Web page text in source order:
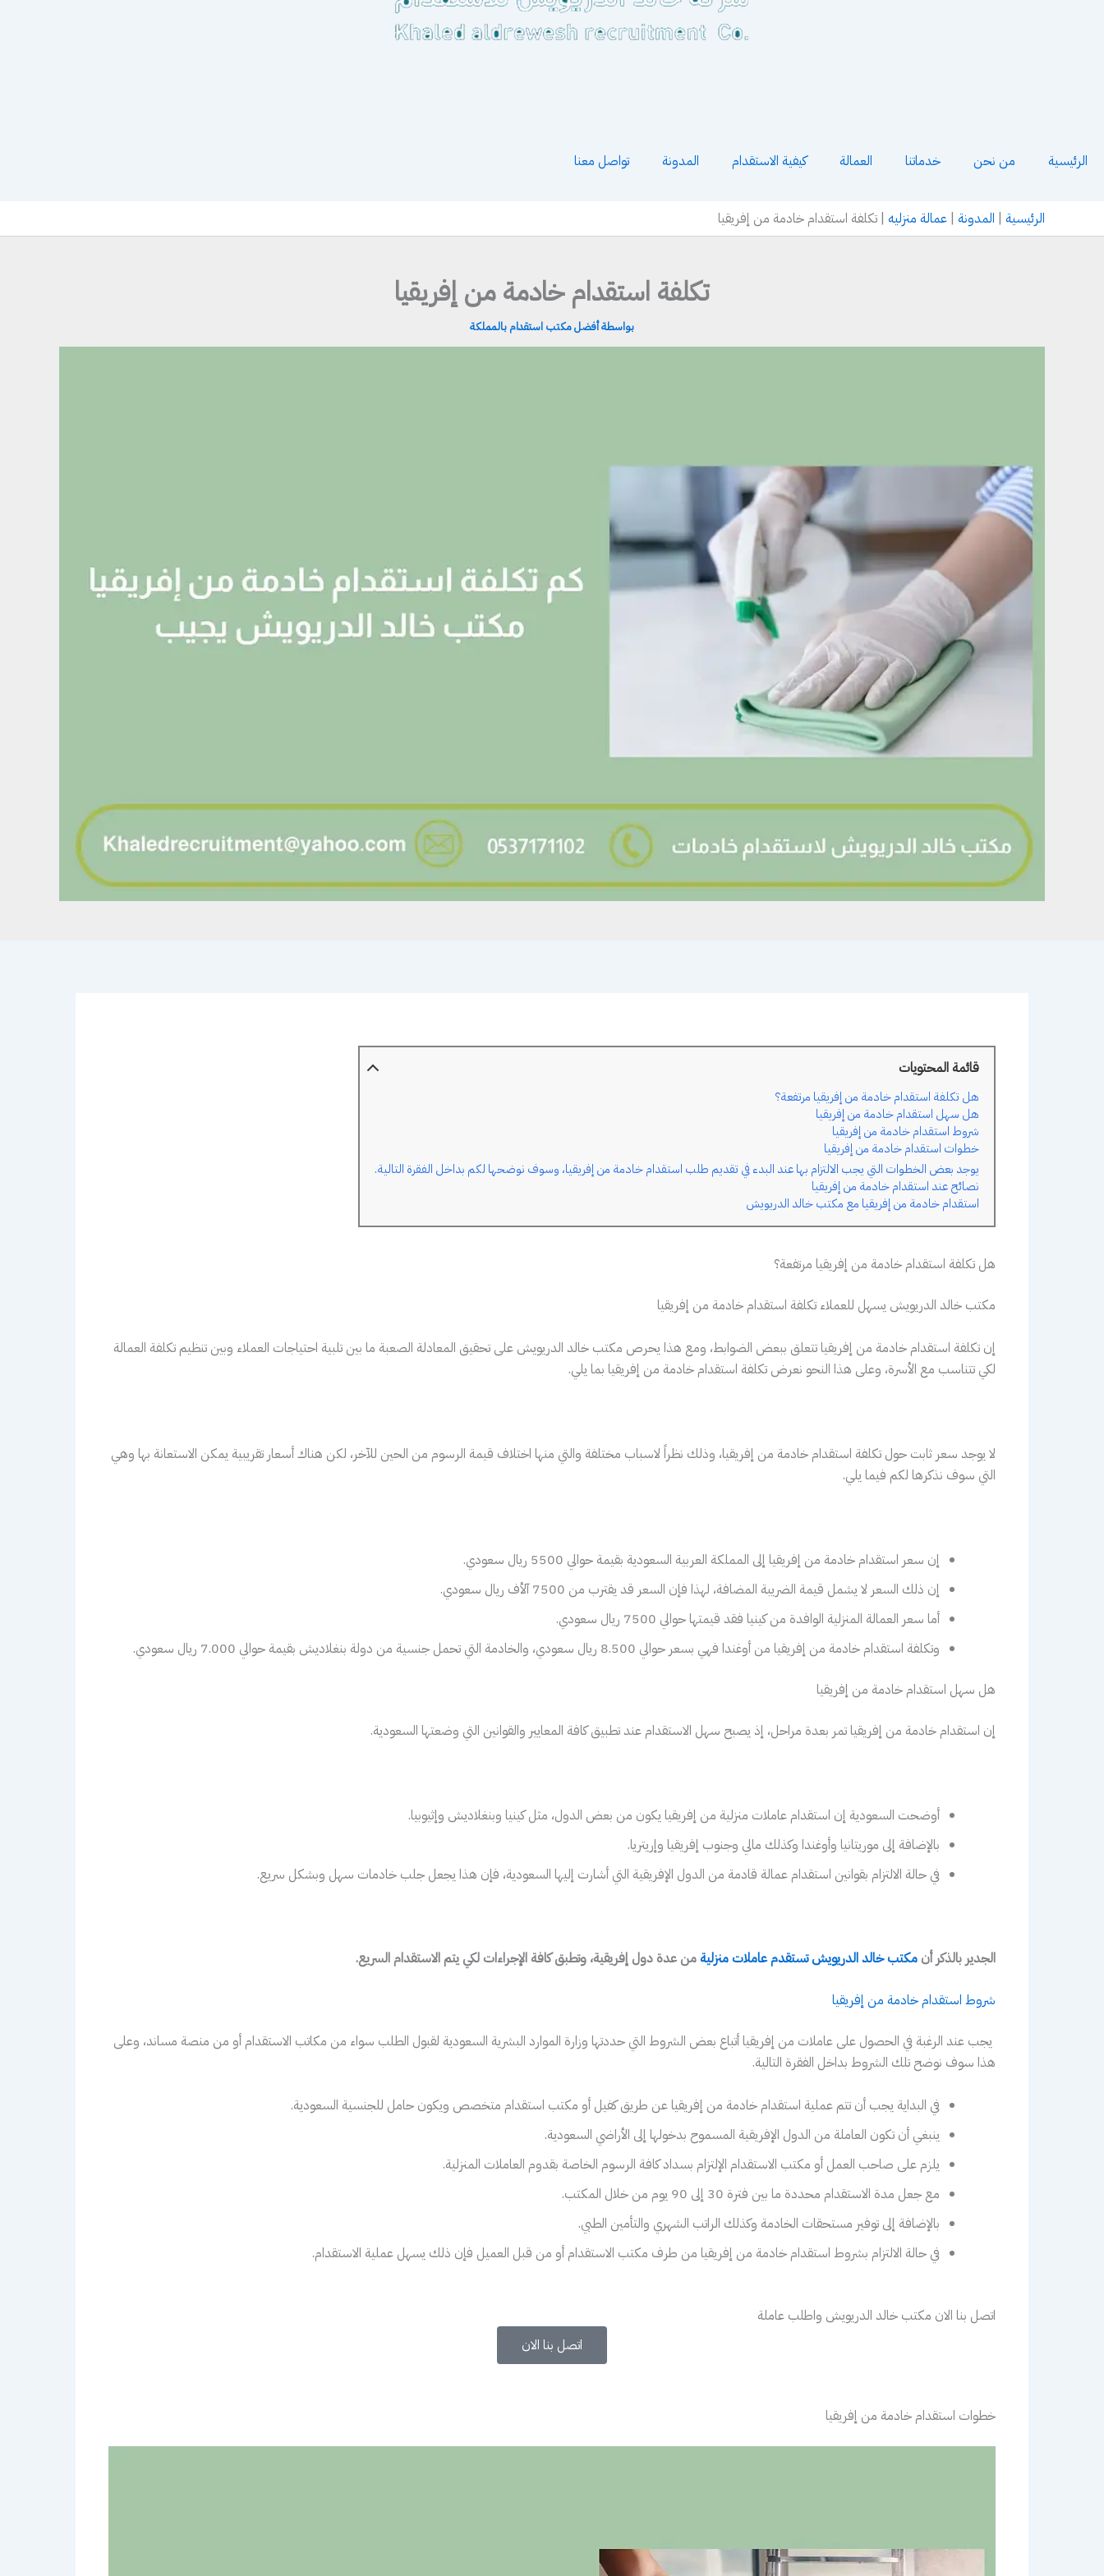
الرئيسية من نحن خدماتنا العمالة كيفية الاستقدام المدونة تواصل معنا
الرئيسية | المدونة | عمالة منزليه | تكلفة استقدام خادمة من إفريقيا
تكلفة استقدام خادمة من إفريقيا
بواسطةأفضل مكتب استقدام بالمملكة
قائمة المحتويات
هل تكلفة استقدام خادمة من إفريقيا مرتفعة؟
هل سهل استقدام خادمة من إفريقيا
شروط استقدام خادمة من إفريقيا
خطوات استقدام خادمة من إفريقيا
يوجد بعض الخطوات التي يجب الالتزام بها عند البدء في تقديم طلب استقدام خادمة من إفريقيا، وسوف نوضحها لكم بداخل الفقرة التالية.
نصائح عند استقدام خادمة من إفريقيا
استقدام خادمة من إفريقيا مع مكتب خالد الدريويش
هل تكلفة استقدام خادمة من إفريقيا مرتفعة؟
مكتب خالد الدريويش يسهل للعملاء تكلفة استقدام خادمة من إفريقيا
إن تكلفة استقدام خادمة من إفريقيا تتعلق ببعض الضوابط، ومع هذا يحرص مكتب خالد الدريويش على تحقيق المعادلة الصعبة ما بين تلبية احتياجات العملاء وبين تنظيم تكلفة العمالة
لكي تتناسب مع الأسرة، وعلى هذا النحو نعرض تكلفة استقدام خادمة من إفريقيا بما يلي.
لا يوجد سعر ثابت حول تكلفة استقدام خادمة من إفريقيا، وذلك نظراً لاسباب مختلفة والتي منها اختلاف قيمة الرسوم من الحين للآخر، لكن هناك أسعار تقريبية يمكن الاستعانة بها وهي
التي سوف نذكرها لكم فيما يلي.
إن سعر استقدام خادمة من إفريقيا إلى المملكة العربية السعودية بقيمة حوالي 5500 ريال سعودي.
إن ذلك السعر لا يشمل قيمة الضريبة المضافة، لهذا فإن السعر قد يقترب من 7500 آلأف ريال سعودي.
أما سعر العمالة المنزلية الوافدة من كينيا فقد قيمتها حوالي 7500 ريال سعودي.
وتكلفة استقدام خادمة من إفريقيا من أوغندا فهي بسعر حوالي 8.500 ريال سعودي، والخادمة التي تحمل جنسية من دولة بنغلاديش بقيمة حوالي 7.000 ريال سعودي.
هل سهل استقدام خادمة من إفريقيا
إن استقدام خادمة من إفريقيا تمر بعدة مراحل، إذ يصبح سهل الاستقدام عند تطبيق كافة المعايير والقوانين التي وضعتها السعودية.
أوضحت السعودية إن استقدام عاملات منزلية من إفريقيا يكون من بعض الدول، مثل كينيا وبنغلاديش وإثيوبيا.
بالإضافة إلى موريتانيا وأوغندا وكذلك مالي وجنوب إفريقيا وإريتريا.
في حالة الالتزام بقوانين استقدام عمالة قادمة من الدول الإفريقية التي أشارت إليها السعودية، فإن هذا يجعل جلب خادمات سهل وبشكل سريع.
الجدير بالذكر أن مكتب خالد الدريويش تستقدم عاملات منزليةمن عدة دول إفريقية، وتطبق كافة الإجراءات لكي يتم الاستقدام السريع.
شروط استقدام خادمة من إفريقيا
يجب عند الرغبة في الحصول على عاملات من إفريقيا أتباع بعض الشروط التي حددتها وزارة الموارد البشرية السعودية لقبول الطلب سواء من مكاتب الاستقدام أو من منصة مساند، وعلى
هذا سوف نوضح تلك الشروط بداخل الفقرة التالية.
في البداية يجب أن تتم عملية استقدام خادمة من إفريقيا عن طريق كفيل أو مكتب استقدام متخصص ويكون حامل للجنسية السعودية.
ينبغي أن تكون العاملة من الدول الإفريقية المسموح بدخولها إلى الأراضي السعودية.
يلزم على صاحب العمل أو مكتب الاستقدام الإلتزام بسداد كافة الرسوم الخاصة بقدوم العاملات المنزلية.
مع جعل مدة الاستقدام محددة ما بين فترة 30 إلى 90 يوم من خلال المكتب.
بالإضافة إلى توفير مستحقات الخادمة وكذلك الراتب الشهري والتأمين الطبي.
في حالة الالتزام بشروط استقدام خادمة من إفريقيا من طرف مكتب الاستقدام أو من قبل العميل فإن ذلك يسهل عملية الاستقدام.
اتصل بنا الان مكتب خالد الدريويش واطلب عاملة
اتصل بنا الان
خطوات استقدام خادمة من إفريقيا